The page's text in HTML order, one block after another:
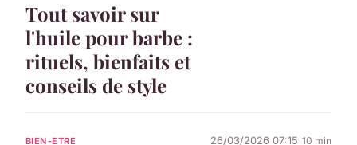
Tout savoir sur
l'huile pour barbe :
rituels, bienfaits et
conseils de style
BIEN-ETRE 26/03/2026 07:15 10 min